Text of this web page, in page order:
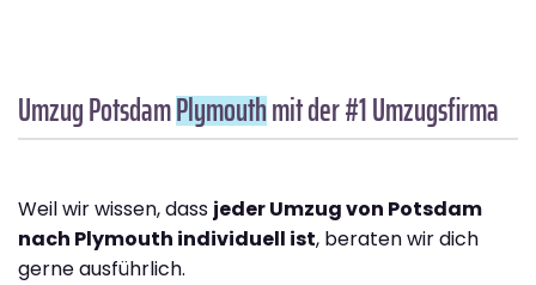
Umzug PotsdamPlymouthmit der #1 Umzugsfirma
Weil wir wissen, dass jeder Umzug von Potsdam
nach Plymouth individuell ist, beraten wir dich
gerne ausführlich.